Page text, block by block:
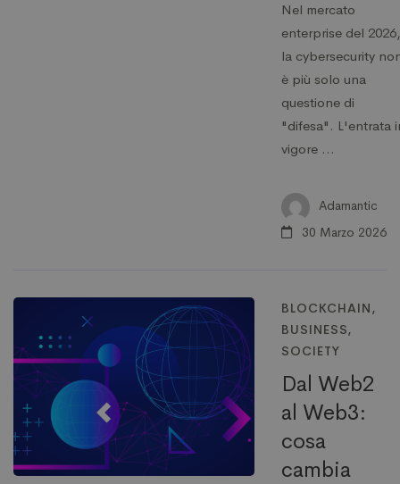
Nel mercato
enterprise del 2026,
la cybersecurity
è più solo una
questione di
"difesa". L'entrata
vigore …
Adamantic
30 Marzo 2026
BLOCKCHAIN,
BUSINESS,
SOCIETY
Dal Web2
al Web3:
cosa
cambia